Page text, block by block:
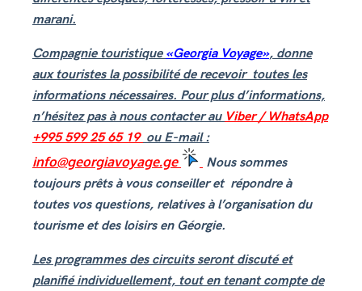
marani.
Compagnie touristique«Georgia Voyage», donne
aux touristes la possibilité de recevoir toutes les
informations nécessaires. Pour plus d’informations,
n’hésitez pas à nous contacter au Viber / WhatsApp
+995 599 25 65 19 ou E-mail :
info@georgiavoyage.ge
Nous sommes
toujours prêts à vous conseiller et répondre à
toutes vos questions, relatives à l’organisation du
tourisme et des loisirs en Géorgie.
Les programmes des circuits seront discuté et
planifié individuellement, tout en tenant compte de